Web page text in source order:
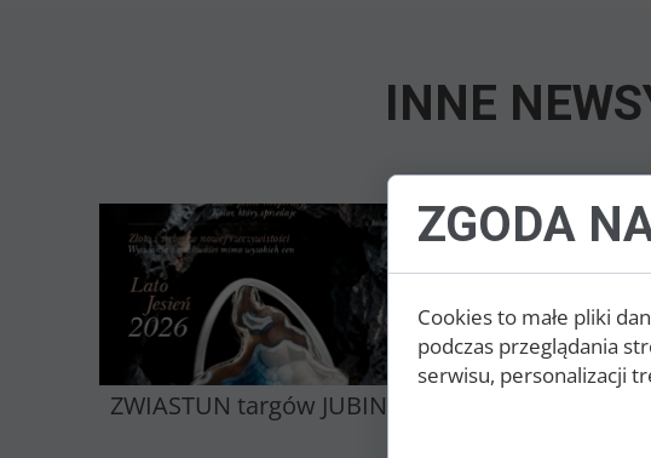
INNE
ZWIASTUN targów JUBINALE
ZGODA
Cookies to małe pliki
podczas przeglądania
serwisu, personalizacji